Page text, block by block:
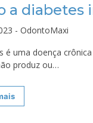
a diabetes
- OdontoMaxi
é uma doença
produz ou…